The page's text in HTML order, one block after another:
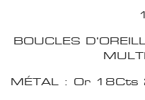
BOUCLES
MÉTAL : Or 18Cts